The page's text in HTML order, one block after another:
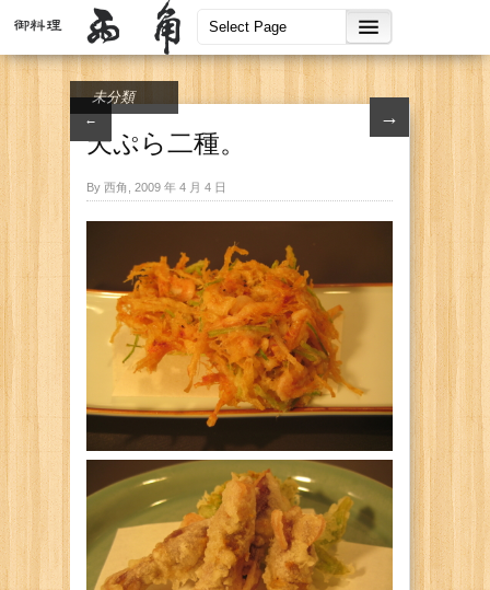
← →
未分類
天ぷら二種。
By 西角, 2009 年 4 月 4 日